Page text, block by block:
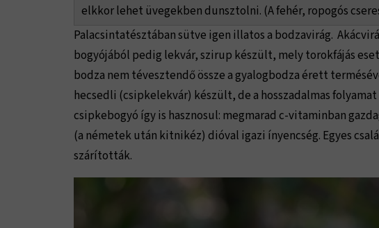
elkkor lehet üvegekben dunsztolni. (A fehér, ropogós
Palacsintatésztában sütve igen illatos a bodzavirág.
bogyójából pedig lekvár, szirup készült, mely torokfájás
bodza nem tévesztendő össze a gyalogbodza érett
hecsedli (csipkelekvár) készült, de a hosszadalmas
csipkebogyó így is hasznosul: megmarad c-vitaminban
(a németek után kitnikéz) dióval igazi ínyencség. Egyes
szárították.